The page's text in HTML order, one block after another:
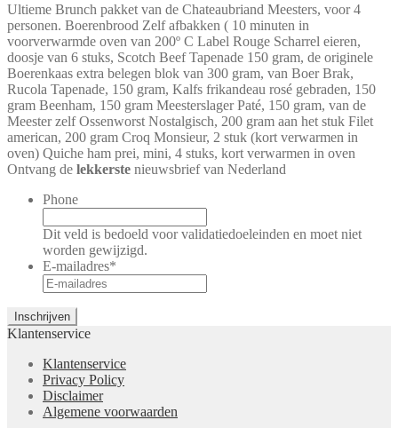
Ultieme Brunch pakket van de Chateaubriand Meesters, voor 4
personen. Boerenbrood Zelf afbakken ( 10 minuten in
voorverwarmde oven van 200º C Label Rouge Scharrel eieren,
doosje van 6 stuks, Scotch Beef Tapenade 150 gram, de originele
Boerenkaas extra belegen blok van 300 gram, van Boer Brak,
Rucola Tapenade, 150 gram, Kalfs frikandeau rosé gebraden, 150
gram Beenham, 150 gram Meesterslager Paté, 150 gram, van de
Meester zelf Ossenworst Nostalgisch, 200 gram aan het stuk Filet
american, 200 gram Croq Monsieur, 2 stuk (kort verwarmen in
oven) Quiche ham prei, mini, 4 stuks, kort verwarmen in oven
Ontvang de lekkerste nieuwsbrief van Nederland
Phone
Dit veld is bedoeld voor validatiedoeleinden en moet niet
worden gewijzigd.
E-mailadres*
Klantenservice
Klantenservice
Privacy Policy
Disclaimer
Algemene voorwaarden